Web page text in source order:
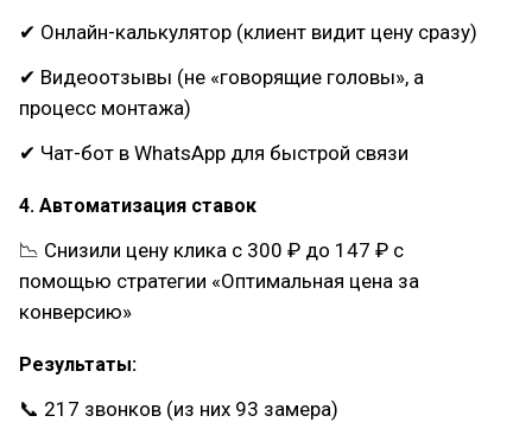
✔ Онлайн-калькулятор (клиент видит цену сразу)
✔ Видеоотзывы (не «говорящие головы», а
процесс монтажа)
✔ Чат-бот в WhatsApp для быстрой связи
4. Автоматизация ставок
📉 Снизили цену клика с 300 ₽ до 147 ₽ с
помощью стратегии «Оптимальная цена за
конверсию»
Результаты:
📞 217 звонков (из них 93 замера)